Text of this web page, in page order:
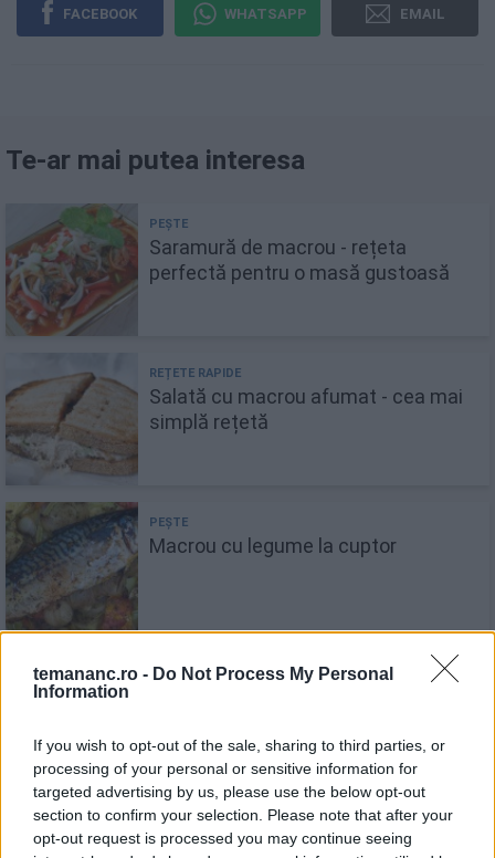
temananc.ro - Do Not Process My Personal
Information
If you wish to opt-out of the sale, sharing to third parties, or
processing of your personal or sensitive information for
targeted advertising by us, please use the below opt-out
section to confirm your selection. Please note that after your
opt-out request is processed you may continue seeing
FACEBOOK WHATSAPP EMAIL
Te-ar mai putea interesa
Saramură de macrou - rețeta
perfectă pentru o masă gustoasă
Salată cu macrou afumat - cea mai
simplă rețetă
Macrou cu legume la cuptor
Macrou la cuptor cu lămâie și usturoi